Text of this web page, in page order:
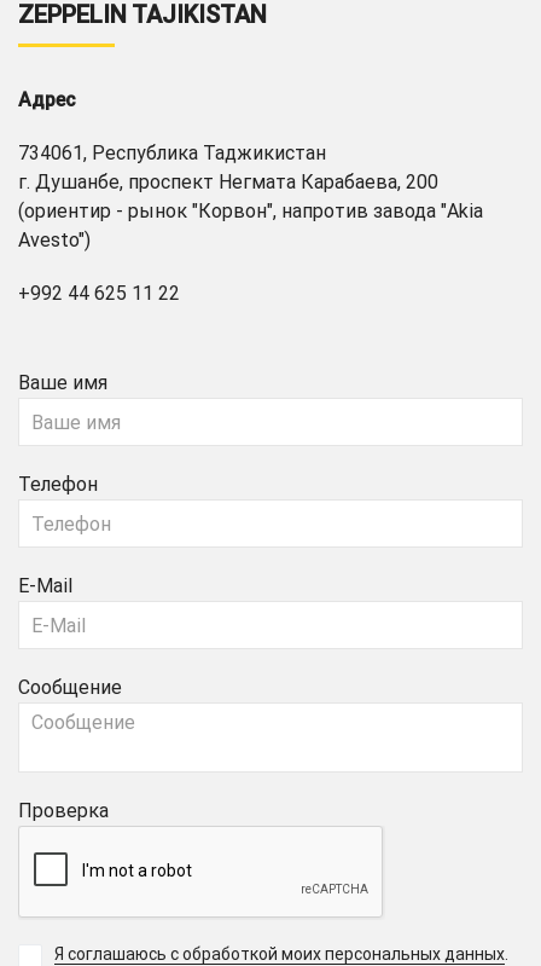
ZEPPELIN TAJIKISTAN
Адрес
734061, Республика Таджикистан
г. Душанбе, проспект Негмата Карабаева, 200
(ориентир - рынок "Корвон", напротив завода "Akia
Avesto")
+992 44 625 11 22
Ваше имя
Телефон
E-Mail
Сообщение
Проверка
Я соглашаюсь с обработкой моих персональных данных.